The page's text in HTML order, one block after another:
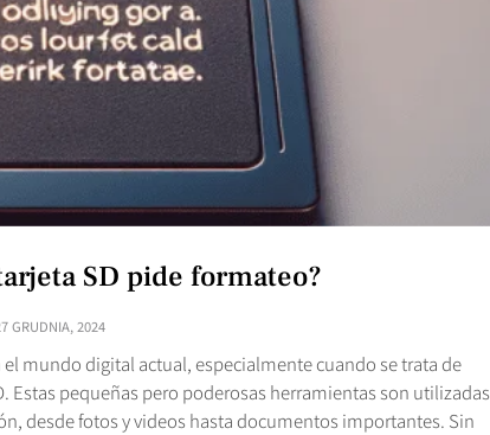
SD pide formateo?
GRUDNIA, 2024
mundo digital actual, especialmente cuando se trata de
pequeñas pero poderosas herramientas son utilizadas
desde fotos y videos hasta documentos importantes. Sin